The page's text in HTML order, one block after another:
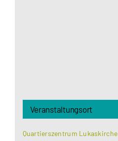
Veranstaltungsort
Quartierszentrum Lukaskirche